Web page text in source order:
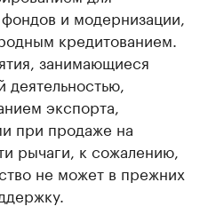
и модернизации,
кредитованием.
занимающиеся
экспорта,
при продаже на
рычаги, к сожалению,
не может в прежних